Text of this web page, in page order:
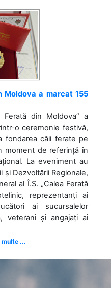
Moldova a marcat 155
Ferată din Moldova” a
o ceremonie festivă,
fondarea căii ferate pe
moment de referință în
La eveniment au
și Dezvoltării Regionale,
al Î.S. „Calea Ferată
reprezentanți ai
ai sucursalelor
veterani și angajați ai
...